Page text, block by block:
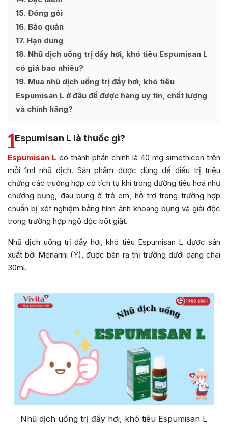
15 Đóng gói
16 Bảo quản
17 Hạn dùng
18 Nhũ dịch uống trị đầy hơi, khó tiêu Espumisan L
có giá bao nhiêu?
19 Mua nhũ dịch uống trị đầy hơi, khó tiêu
Espumisan L ở đâu để được hàng uy tín, chất lượng
và chính hãng?
1Espumisan L là thuốc gì?
Espumisan L có thành phần chính là 40 mg simethicon trên
mỗi 1ml nhũ dịch. Sản phẩm được dùng để điều trị triệu
chứng các truờng hợp có tích tụ khí trong đường tiêu hoá như
chướng bụng, đau bụng ở trẻ em, hỗ trợ trong trường hợp
chuẩn bị xét nghiệm bằng hình ảnh khoang bụng và giải độc
trong trường hợp ngộ độc bột giặt.
Nhũ dịch uống trị đầy hơi, khó tiêu Espumisan L được sản
xuất bởi Menarini (Ý), được bán ra thị trường dưới dạng chai
30ml.
Nhũ dịch uống trị đầy hơi, khó tiêu Espumisan L